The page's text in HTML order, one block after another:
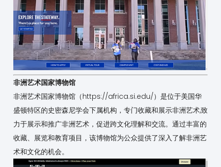
非洲艺术国家博物馆
非洲艺术国家博物馆（https://africa.si.edu/）是位于美国华
盛顿特区的史密森尼学会下属机构，专门收藏和展示非洲艺术,致
力于展示和推广非洲艺术，促进跨文化理解和交流。通过丰富的
收藏、展览和教育项目，该博物馆为公众提供了深入了解非洲艺
术和文化的机会。